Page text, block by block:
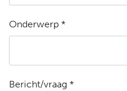
Onderwerp *
Bericht/vraag *